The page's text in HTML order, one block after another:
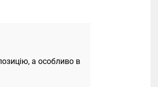
а особливо в